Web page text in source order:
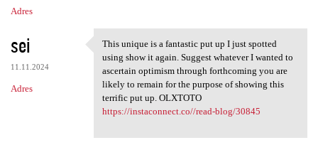
Adres
sei
11.11.2024
Adres
This unique is a fantastic
This unique is a fantastic put up I just spotted
using show it again. Suggest whatever I wanted to
ascertain optimism through forthcoming you are
likely to remain for the purpose of showing this
terrific put up. OLXTOTO
https://instaconnect.co//read-blog/30845